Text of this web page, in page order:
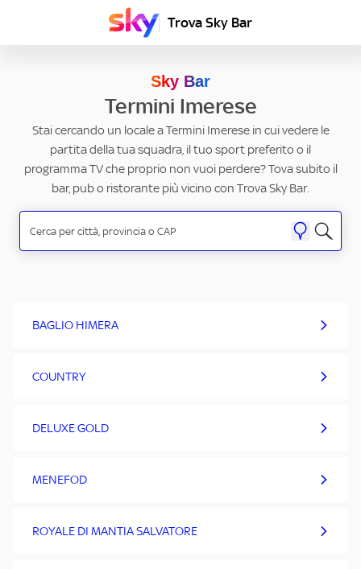
Trova Sky Bar
Sky Bar
Termini Imerese
Stai cercando un locale a Termini Imerese in cui vedere le
partita della tua squadra, il tuo sport preferito o il
programma TV che proprio non vuoi perdere? Tova subito il
bar, pub o ristorante più vicino con Trova Sky Bar.
BAGLIO HIMERA
COUNTRY
DELUXE GOLD
MENEFOD
ROYALE DI MANTIA SALVATORE